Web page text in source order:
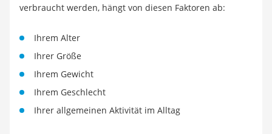
verbraucht werden, hängt von diesen Faktoren ab:
Ihrem Alter
Ihrer Größe
Ihrem Gewicht
Ihrem Geschlecht
Ihrer allgemeinen Aktivität im Alltag